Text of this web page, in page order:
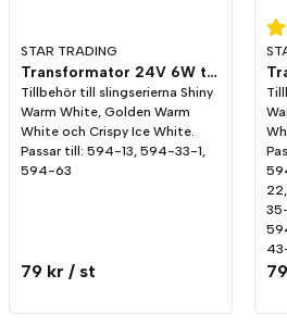
STAR TRADING
Transformator 24V 6W till Shiny - Golden - Crispy
Tillbehör till slingserierna Shiny
Warm White, Golden Warm
White och Crispy Ice White.
Passar till: 594-13, 594-33-1,
594-63
79 kr / st